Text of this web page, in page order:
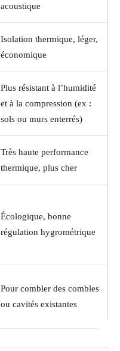
acoustique
Isolation thermique, léger,
économique
Plus résistant à l’humidité
et à la compression (ex :
sols ou murs enterrés)
Très haute performance
thermique, plus cher
Écologique, bonne
régulation hygrométrique
Pour combler des combles
ou cavités existantes